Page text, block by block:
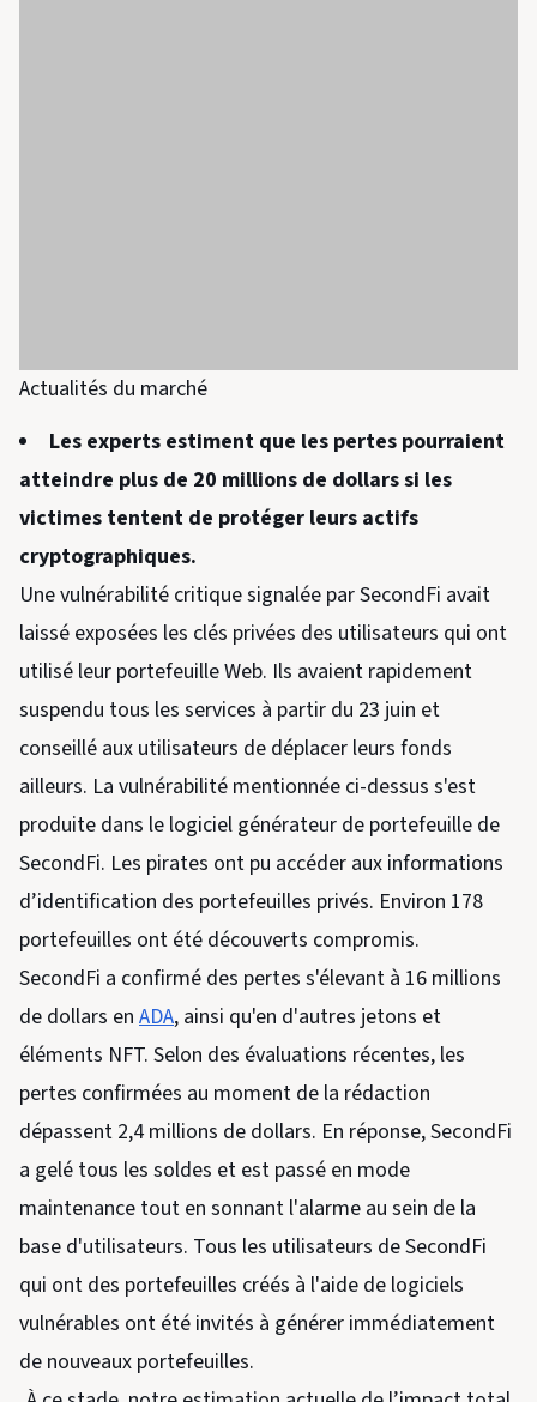
Actualités du marché
Les experts estiment que les pertes pourraient
atteindre plus de 20 millions de dollars si les
victimes tentent de protéger leurs actifs
cryptographiques.
Une vulnérabilité critique signalée par SecondFi avait
laissé exposées les clés privées des utilisateurs qui ont
utilisé leur portefeuille Web. Ils avaient rapidement
suspendu tous les services à partir du 23 juin et
conseillé aux utilisateurs de déplacer leurs fonds
ailleurs. La vulnérabilité mentionnée ci-dessus s'est
produite dans le logiciel générateur de portefeuille de
SecondFi. Les pirates ont pu accéder aux informations
d’identification des portefeuilles privés. Environ 178
portefeuilles ont été découverts compromis.
SecondFi a confirmé des pertes s'élevant à 16 millions
de dollars en ADA, ainsi qu'en d'autres jetons et
éléments NFT. Selon des évaluations récentes, les
pertes confirmées au moment de la rédaction
dépassent 2,4 millions de dollars. En réponse, SecondFi
a gelé tous les soldes et est passé en mode
maintenance tout en sonnant l'alarme au sein de la
base d'utilisateurs. Tous les utilisateurs de SecondFi
qui ont des portefeuilles créés à l'aide de logiciels
vulnérables ont été invités à générer immédiatement
de nouveaux portefeuilles.